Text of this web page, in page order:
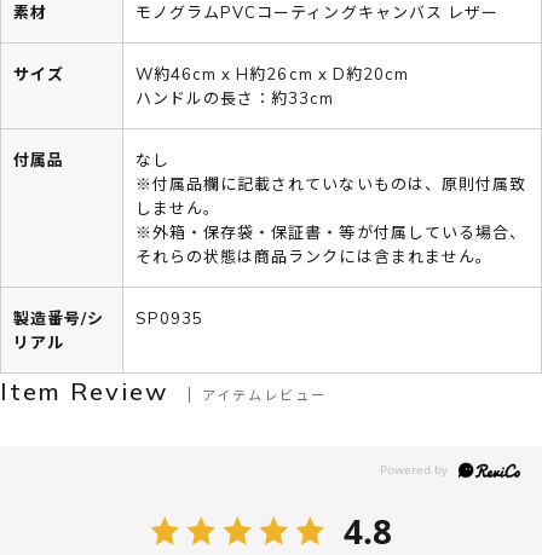
素材 モノグラムPVCコーティングキャンバス レザー
サイズ
W約46cm x H約26cm x D約20cm
ハンドルの長さ：約33cm
付属品
なし
※付属品欄に記載されていないものは、原則付属致
しません。
※外箱・保存袋・保証書・等が付属している場合、
それらの状態は商品ランクには含まれません。
製造番号/シ
リアル
SP0935
Item Review アイテムレビュー
4.8